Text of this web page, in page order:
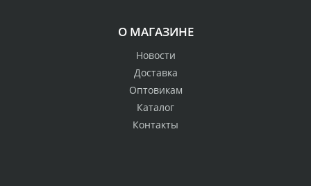
О МАГАЗИНЕ
Новости
Доставка
Оптовикам
Каталог
Контакты